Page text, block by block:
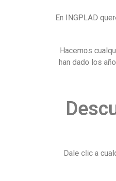
En INGPLAD
Hacemos
han dado los
Dale clic a